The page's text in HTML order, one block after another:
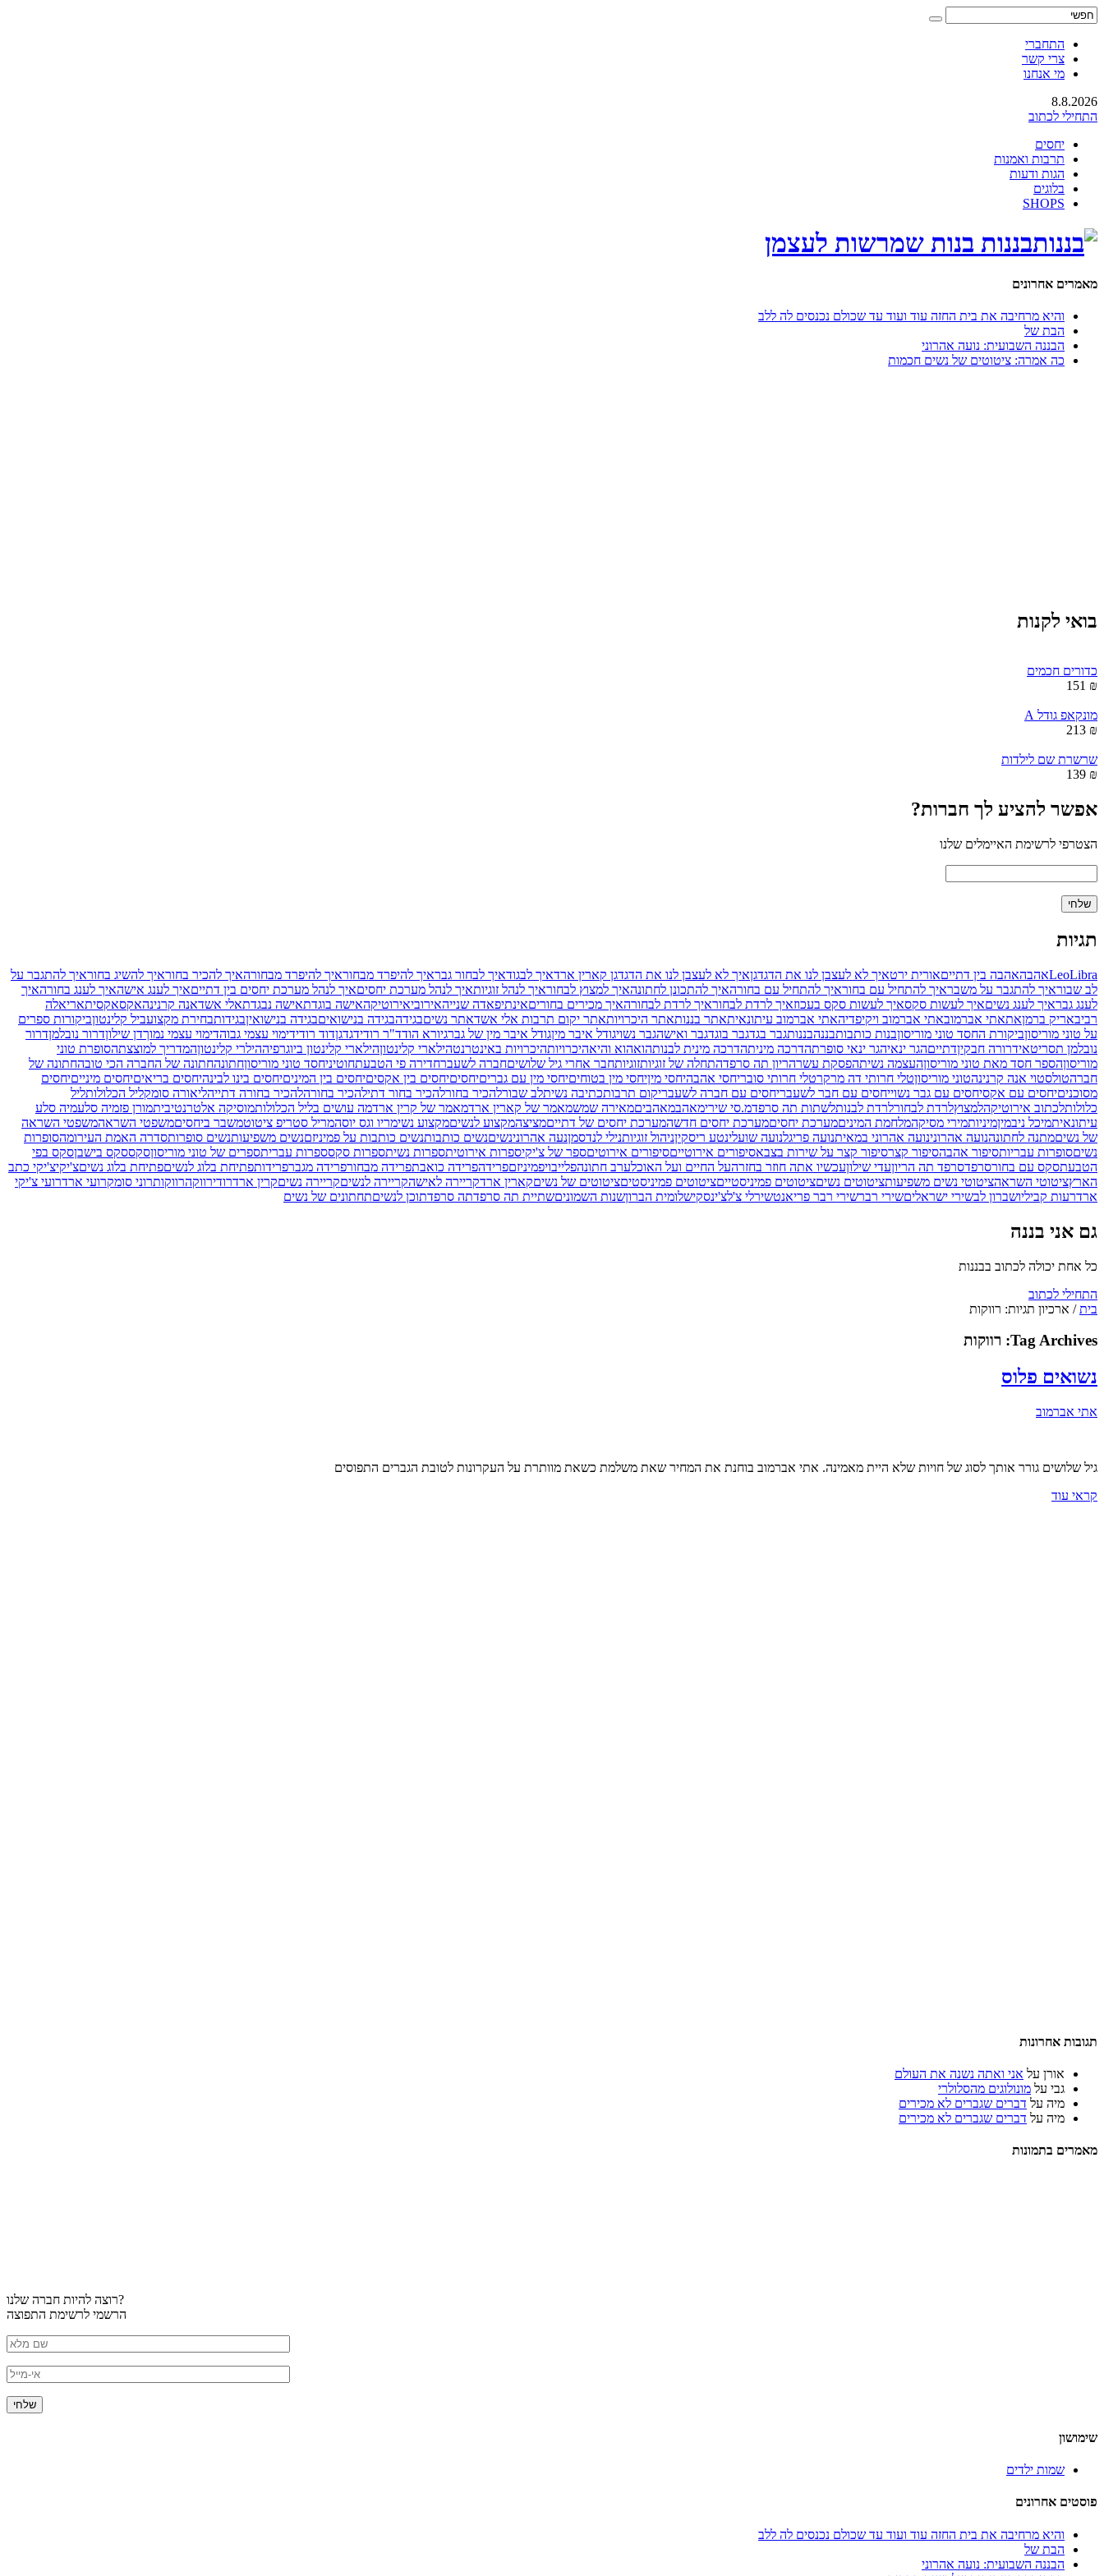
התחברי
צרי קשר
מי אנחנו
8.8.2026
התחילי לכתוב
יחסים
תרבות ואמנות
הגות ודעות
בלוגים
SHOPS
בננות בנות שמרשות לעצמן
מאמרים אחרונים
והיא מרחיבה את בית החזה עוד ועוד עד שכולם נכנסים לה ללב
הבת של
הבננה השבועית: נועה אהרוני
כה אמרה: ציטוטים של נשים חכמות
בואי לקנות
כדורים חכמים
₪ 151
מונקאפ גודל A
₪ 213
שרשרת שם לילדות
₪ 139
אפשר להציע לך חברות?
הצטרפי לרשימת האיימלים שלנו
תגיות
LeoLibra אהבהאהבה בין דתייםאורית ירטאיך לא לעצבן לנו את הדגדגןאיך לא לעצבן לנו את הדגדגן קארין ארדאיך לבגודאיך לבחור גבראיך להיפרד מבחוראיך להיפרד מבחורהאיך להכיר בחוראיך להשיג בחוראיך להתגבר על
לב שבוראיך להתגבר על משבראיך להתחיל עם בחוראיך להתחיל עם בחורהאיך להתכונן לחתונהאיך למצוץ לבחוראיך לנהל זוגיותאיך לנהל מערכת יחסיםאיך לנהל מערכת יחסים בין דתייםאיך לענג אישהאיך לענג בחורהאיך
לענג גבראיך לענג נשיםאיך לעשות סקסאיך לעשות סקס בעכוזאיך לרדת לבחוראיך לרדת לבחורהאיך מכירים בחוריםאינתיפאדה שנייהאירוביאירוטיקהאישה בוגדתאישה נבגדתאלי אשדאנה קרנינהאקסאקסיתאריאלה
רביבאריק ברמןאתאתי אברמובאתי אברמוב ויקיפדיהאתי אברמוב עיתונאיתאתר בננותאתר היכרויותאתר יקום תרבות אלי אשדאתר נשיםבגידהבגידה בנישואיםבגידה בנישואיןבגידותבחירת מקצועביל קלינטוןביקורות ספרים
על טוני מוריסוןביקורת החסד טוני מוריסוןבנות כותבותבננהבננותגבר בגדגבר בוגדגבר ואישהגבר נשויגודל איבר מיןגודל איבר מין של גברגיורא הודד"ר רודידגדגןדוד רודידימוי עצמי גבוהדימוי עצמי נמוךדן שילוןדרור נובלמןדרור
נובלמן תסריטאידרורה חבקיןדתייםהגר ינאיהגר ינאי סופרתהדרכה מיניתהדרכה מינית לבנותהואהוא והיאהיכרויותהיכרויות באינטרנטהילארי קלינטוןהילארי קלינטון ביוגרפיההילרי קלינטוןהמדריך למוצצתהסופרת טוני
מוריסוןהספר חסד מאת טוני מוריסוןהעצמה נשיתהפסקת עשרהריון תה סרפדהתחלה של זוגיותזוגיותחבר אחרי גיל שלושיםחברה לשעברחדירה פי הטבעתחוטיניחסד טוני מוריסוןחתונהחתונה של החברה הכי טובהחתונה של
חברהטולסטוי אנה קרנינהטוני מוריסוןטלי חרותי דה מרקרטלי חרותי סובריחסי אהבהיחסי מיןיחסי מין בטוחיםיחסי מין עם גבריםיחסיםיחסים בין אקסיםיחסים בין המיניםיחסים בינו לבינהיחסים בריאיםיחסים מינייםיחסים
מסוכניםיחסים עם אקסיחסים עם גבר נשוייחסים עם חבר לשעבריחסים עם חברה לשעבריקום תרבותכתיבה נשיתלב שבורלהכיר בחורלהכיר בחור דתילהכיר בחורהלהכיר בחורה דתייהליאורה סומקליל הכלולותליל
כלולותלכתוב אירוטיקהלמצוץלרדת לבחורלרדת לבנותלשתות תה סרפדמ.סי שירימאהבמאהביםמאירה שמשמאמר של קארין ארדמאמר של קרין ארדמה עושים בליל הכלולותמוסיקה אלטרנטיביתמורן פזמיה סלעמיה סלע
עיתונאיתמיכל ניבמיןמיניותמירי מסיקהמלחמת המיניםמערכת יחסיםמערכת יחסים חדשהמערכת יחסים של דתייםמציצהמקצוע לנשיםמקצוע נשימריו וגס יוסהמריל סטריפ ציטוטמשבר ביחסיםמשפטי השראהמשפטי השראה
של נשיםמתנה לחתונהנועה אהרונינועה אהרוני במאיתנועה פריגלנועה שועלינטע ריסקיןניהול זוגיותנילי לנדסמןנעה אהרונינשיםנשים כותבותנשים כותבות על פמיניזםנשים משפיעותנשים סופרותסדרה האמת העירומהסופרות
נשיםסופרות עבריותסיפור אהבהסיפור קצרסיפור קצר על שירות בצבאסיפורים אירוטייםסיפורים אירוטיםספר של צ'יקיספרות אירוטיתספרות נשיתספרות סקסספרות עבריתספרים של טוני מוריסוןסקססקס בישבןסקס בפי
הטבעתסקס עם בחורסרפדסרפד תה הריוןעדי שילוןעכשיו אתה חוזר בחזרהעל החיים ועל האוכלערב חתונהפלייבויפמיניזםפרידהפרידה כואבתפרידה מבחורפרידה מגברפרידותפתיחת בלוג לנשיםפתיחת בלוג נשיםצ'יקיצ'יקי כתב
הארץציטוטי השראהציטוטי נשים משפיעותציטוטים נשיםציטוטים פמיניסטייםציטוטים פמיניסטיםציטוטים של נשיםקארין ארדקריירה לאישהקריירה לנשיםקריירה נשיםקרין ארדרודירווקהרווקותרוני סומקרועי ארדרועי צ'יקי
ארדרעות קביליושברון לבשירי ישראליםשירי רברשירי רבר פריאנטשירלי צ'לצ'ינסקישלומית הברוןשנות השמוניםשתיית תה סרפדתה סרפדתוכן לנשיםתחתונים של נשים
גם אני בננה
כל אחת יכולה לכתוב בבננות
התחילי לכתוב
בית/ ארכיון תגיות: רווקות
Tag Archives: רווקות
נשואים פלוס
אתי אברמוב
גיל שלושים גורר אותך לסוג של חויות שלא היית מאמינה. אתי אברמוב בוחנת את המחיר שאת משלמת כשאת מוותרת על העקרונות לטובת הגברים התפוסים
קראי עוד
תגובות אחרונות
אורן על אני ואתה נשנה את העולם
גבי על מונולוגים מהסלולרי
מיה על דברים שגברים לא מכירים
מיה על דברים שגברים לא מכירים
מאמרים בתמונות
רוצה להיות חברה שלנו?
הרשמי לרשימת התפוצה
שימושון
שמות ילדים
פוסטים אחרונים
והיא מרחיבה את בית החזה עוד ועוד עד שכולם נכנסים לה ללב
הבת של
הבננה השבועית: נועה אהרוני